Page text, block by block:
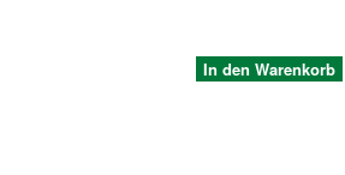
In den Warenkorb